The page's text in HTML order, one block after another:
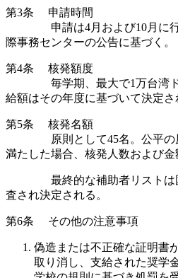
第3条
申請時間
申請は4月および10月に
際事務センターの公告に基づく。
第4条
核発額度
毎学期、最大で1万台湾
給額はその年度に基づいて決定さ
第5条
核発名額
原則として45名。公平
満たした場合、核発人数および金
最終的な補助者リストは国
査され決定される。
第6条 その他の注意事項
偽造または不正確な証明書
取り消し、支給された奨学